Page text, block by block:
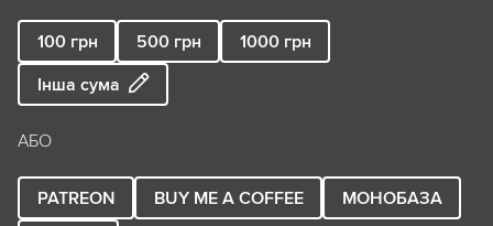
100 грн 500 грн 1000 грн
Інша сума
АБО
PATREON BUY ME A COFFEE
МОНОБАЗА